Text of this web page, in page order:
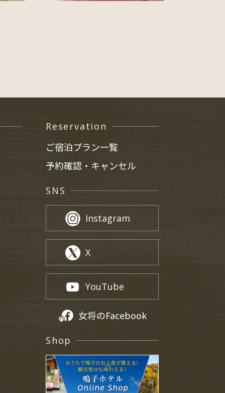
Reservation
ご宿泊プラン一覧
予約確認・キャンセル
SNS
Instagram
X
YouTube
女将のFacebook
Shop